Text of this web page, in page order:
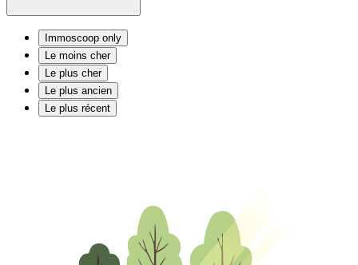
Immoscoop only
Le moins cher
Le plus cher
Le plus ancien
Le plus récent